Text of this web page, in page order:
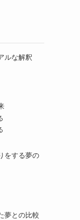
ルな解釈
をする夢の
夢との比較